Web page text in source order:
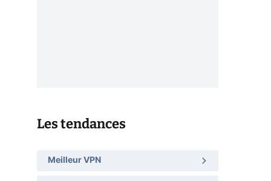
Les tendances
Meilleur VPN